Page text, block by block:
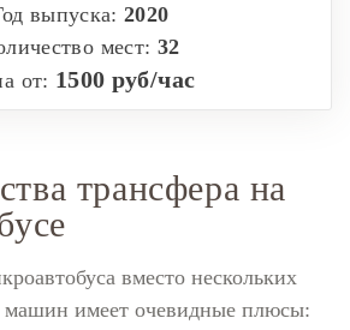
выпуска:2020
мест: 32
от: 1500 руб/час
трансфера на
вместо нескольких
машин имеет очевидные плюсы: